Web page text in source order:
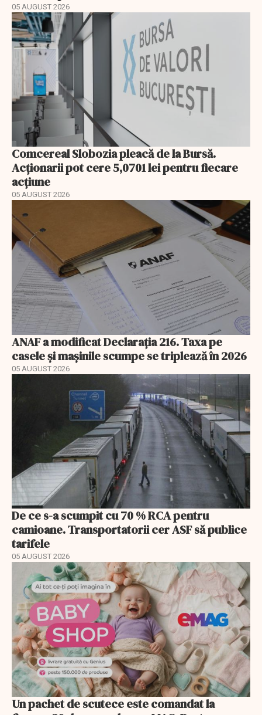
05 AUGUST 2026
Comcereal Slobozia pleacă de la Bursă.
Acționarii pot cere 5,0701 lei pentru fiecare
acțiune
05 AUGUST 2026
ANAF a modificat Declarația 216. Taxa pe
casele și mașinile scumpe se triplează în 2026
05 AUGUST 2026
De ce s-a scumpit cu 70 % RCA pentru
camioane. Transportatorii cer ASF să publice
tarifele
05 AUGUST 2026
Un pachet de scutece este comandat la